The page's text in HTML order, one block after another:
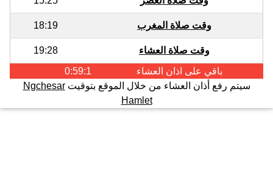
وقت صلاة المغرب 18:19
وقت صلاة العشاء
19:28
باقي على اذان العشاء
0:59:1
سيتم رفع أذان العشاء من خلال الموقع بتوقيتNgchesar
Hamlet